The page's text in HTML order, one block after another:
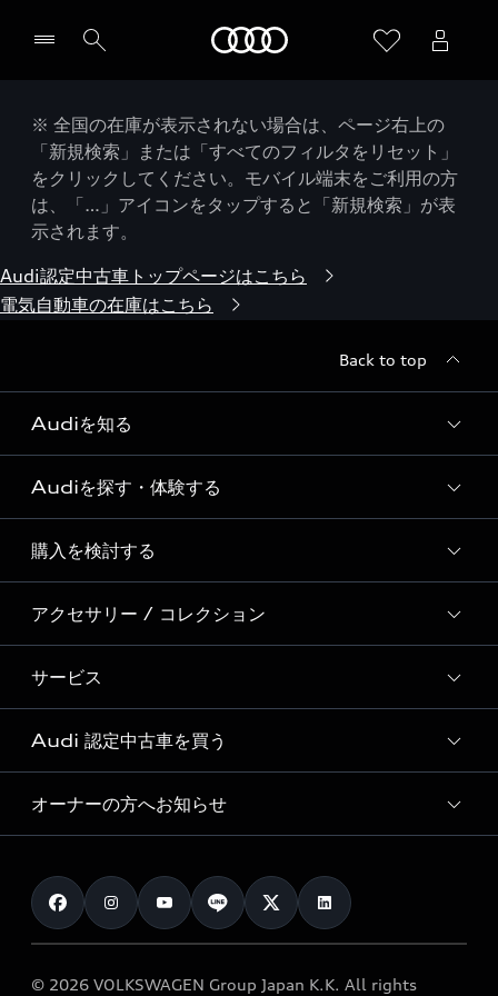
※ 全国の在庫が表示されない場合は、ページ右上の
「新規検索」または「すべてのフィルタをリセット」
をクリックしてください。モバイル端末をご利用の方
は、「…」アイコンをタップすると「新規検索」が表
示されます。
Audi認定中古車トップページはこちら
電気自動車の在庫はこちら
Back to top
Audiを知る
Audi ブランド
Story of Progress
Audi Sport
Formula 1®
デジタルサービス
Audiを探す・体験する
ディーラー検索
新車在庫検索
試乗車・展示車検索
見積り依頼
試乗予約
購入を検討する
モデル一覧
特別仕様モデル / 限定モデル
e-tronラインアップ
価格シミュレーション
車両比較
カタログ一覧
アクセサリー / コレクション
純正アクセサリー
オンラインショップ
Audi collection
アウディナビアプリ
サービス
サービス入庫予約
サービスプログラム
メンテナンス
車検 / 定期点検
e-tronアフターサポート
Audi 認定中古車を買う
Audi認定中古車
クオリティ
保証
メンテナンス
オーナーの方へお知らせ
お知らせ
オーナー様向けキャンペーン
© 2026 VOLKSWAGEN Group Japan K.K. All rights